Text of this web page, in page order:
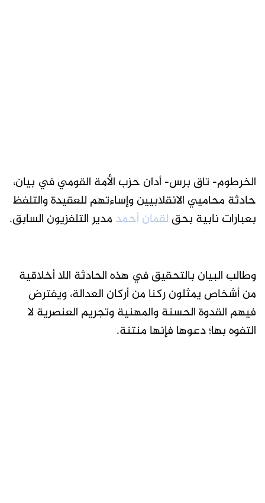
الخرطوم- تاق برس- أدان حزب الأمة القومي في بيان،
حادثة محاميي الانقلابيين وإساءتهم للعقيدة والتلفظ
بعبارات نابية بحق لقمان أحمد مدير التلفزيون السابق.
وطالب البيان بالتحقيق في هذه الحادثة اللا أخلاقية
من أشخاص يمثلون ركنا من أركان العدالة، ويفترض
فيهم القدوة الحسنة والمهنية وتجريم العنصرية لا
التفوه بها؛ دعوها فإنها منتنة.